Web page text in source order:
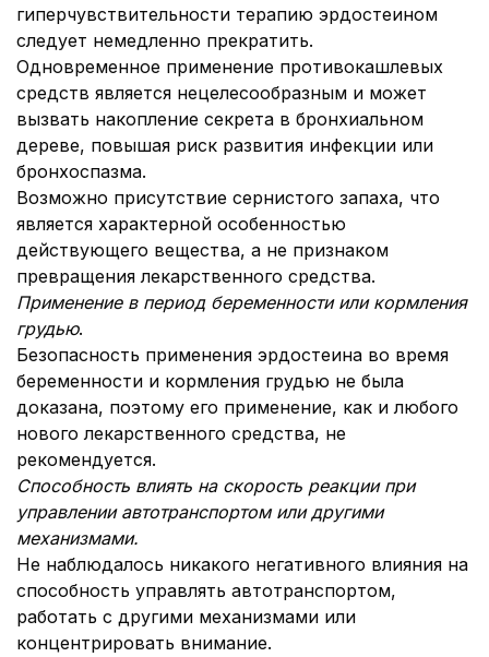
гиперчувствительности терапию эрдостеином
следует немедленно прекратить.
Одновременное применение противокашлевых
средств является нецелесообразным и может
вызвать накопление секрета в бронхиальном
дереве, повышая риск развития инфекции или
бронхоспазма.
Возможно присутствие сернистого запаха, что
является характерной особенностью
действующего вещества, а не признаком
превращения лекарственного средства.
Применение в период беременности или кормления
грудью.
Безопасность применения эрдостеина во время
беременности и кормления грудью не была
доказана, поэтому его применение, как и любого
нового лекарственного средства, не
рекомендуется.
Способность влиять на скорость реакции при
управлении автотранспортом или другими
механизмами.
Не наблюдалось никакого негативного влияния на
способность управлять автотранспортом,
работать с другими механизмами или
концентрировать внимание.